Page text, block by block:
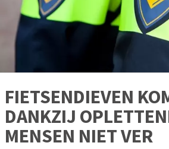
FIETSENDIEVEN
DANKZIJ
MENSEN NIET VER